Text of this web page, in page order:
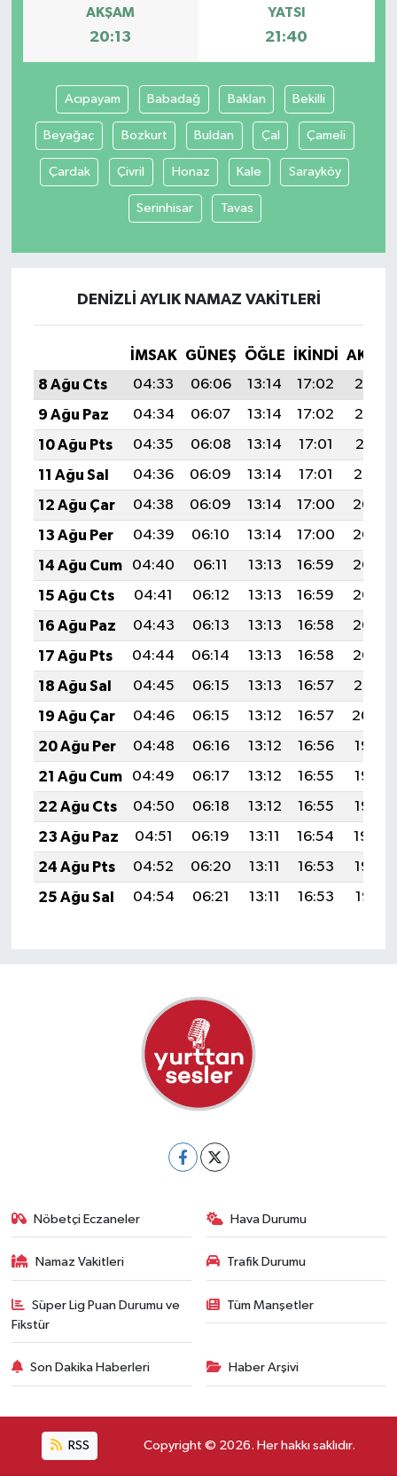
AKŞAM
20:13
YATSI
21:40
Acıpayam Babadağ Baklan Bekilli
Beyağaç Bozkurt Buldan Çal Çameli
Çardak Çivril Honaz Kale Sarayköy
Serinhisar Tavas
DENIZLI AYLIK NAMAZ VAKITLERI
İMSAK GÜNEŞ ÖĞLE İKINDI
8 Ağu Cts
04:33 06:06 13:14 17:02
20:13
9 Ağu Paz
04:34 06:07 13:14 17:02
20:12
10 Ağu Pts
04:35 06:08 13:14 17:01
20:11
11 Ağu Sal
04:36 06:09 13:14 17:01
20:10
12 Ağu Çar
04:38 06:09 13:14 17:00
20:08
13 Ağu Per
04:39 06:10 13:14 17:00
20:07
14 Ağu Cum
04:40 06:11 13:13 16:59
20:06
15 Ağu Cts
04:41 06:12 13:13 16:59
20:05
16 Ağu Paz
04:43 06:13 13:13 16:58
20:03
17 Ağu Pts
04:44 06:14 13:13 16:58
20:02
18 Ağu Sal
04:45 06:15 13:13 16:57
20:01
19 Ağu Çar
04:46 06:15 13:12 16:57
20:00
20 Ağu Per
04:48 06:16 13:12 16:56
19:58
21 Ağu Cum
04:49 06:17 13:12 16:55
19:57
22 Ağu Cts
04:50 06:18 13:12 16:55
19:56
23 Ağu Paz
04:51 06:19 13:11 16:54
19:54
24 Ağu Pts
04:52 06:20 13:11 16:53
19:53
25 Ağu Sal
04:54 06:21 13:11 16:53 19:51
Nöbetçi Eczaneler Hava Durumu
Namaz Vakitleri Trafik Durumu
Süper Lig Puan Durumu ve
Fikstür
Tüm Manşetler
Son Dakika Haberleri Haber Arşivi
RSS Copyright © 2026. Her hakkı saklıdır.